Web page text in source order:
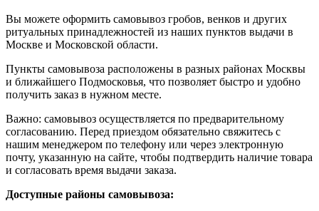
Вы можете оформить самовывоз гробов, венков и других
ритуальных принадлежностей из наших пунктов выдачи в
Москве и Московской области.
Пункты самовывоза расположены в разных районах Москвы
и ближайшего Подмосковья, что позволяет быстро и удобно
получить заказ в нужном месте.
Важно: самовывоз осуществляется по предварительному
согласованию. Перед приездом обязательно свяжитесь с
нашим менеджером по телефону или через электронную
почту, указанную на сайте, чтобы подтвердить наличие товара
и согласовать время выдачи заказа.
Доступные районы самовывоза: